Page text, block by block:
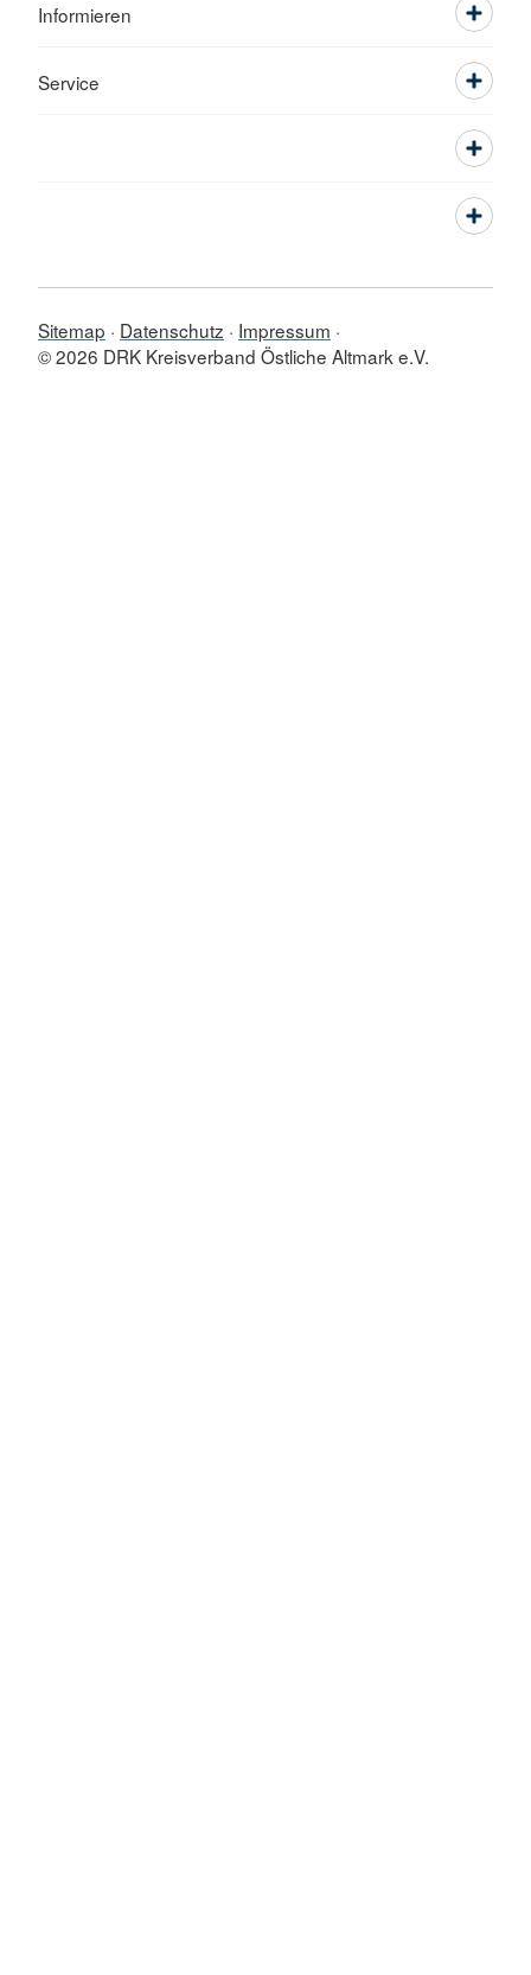
Informieren
Service
Sitemap Datenschutz
Impressum
© 2026 DRK Kreisverband Östliche Altmark e.V.